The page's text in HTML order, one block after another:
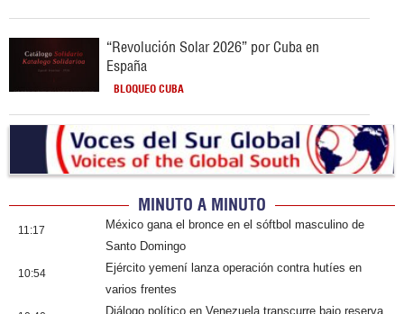
“Revolución Solar 2026” por Cuba en
España
BLOQUEO CUBA
MINUTO A MINUTO
11:17
México gana el bronce en el sóftbol masculino de
Santo Domingo
10:54
Ejército yemení lanza operación contra hutíes en
varios frentes
Diálogo político en Venezuela transcurre bajo reserva